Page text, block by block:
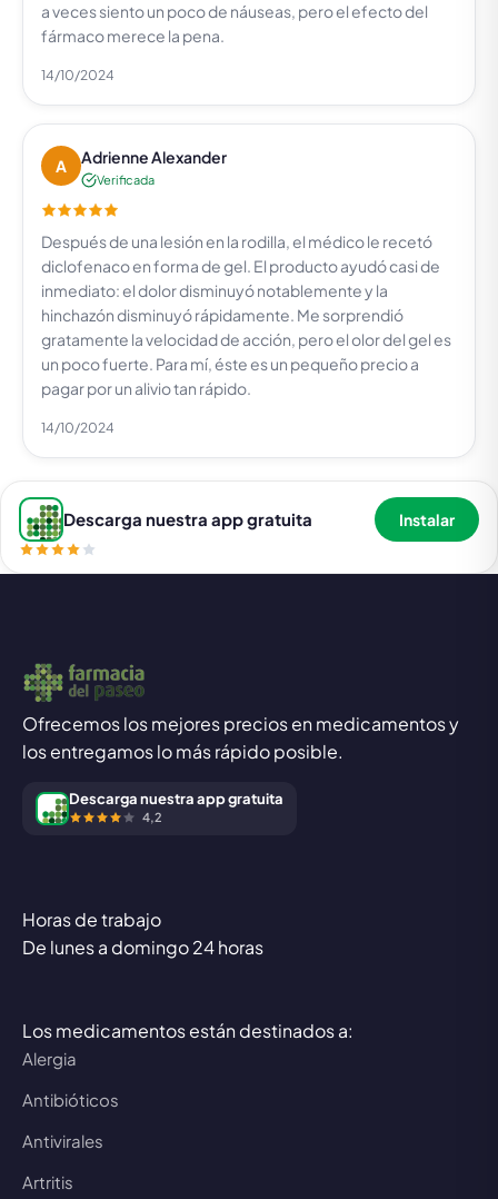
a veces siento un poco de náuseas, pero el efecto del
fármaco merece la pena.
14/10/2024
A Adrienne Alexander
Verificada
Después de una lesión en la rodilla, el médico le recetó
diclofenaco en forma de gel. El producto ayudó casi de
inmediato: el dolor disminuyó notablemente y la
hinchazón disminuyó rápidamente. Me sorprendió
gratamente la velocidad de acción, pero el olor del gel es
un poco fuerte. Para mí, éste es un pequeño precio a
pagar por un alivio tan rápido.
14/10/2024
Descarga nuestra app gratuita Instalar
Ofrecemos los mejores precios en medicamentos y
los entregamos lo más rápido posible.
Descarga nuestra app gratuita
4,2
Horas de trabajo
De lunes a domingo 24 horas
Los medicamentos están destinados a:
Alergia
Antibióticos
Antivirales
Artritis